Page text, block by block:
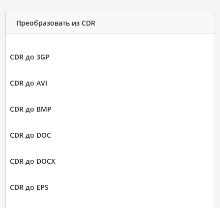
Преобразовать из CDR
CDR до 3GP
CDR до AVI
CDR до BMP
CDR до DOC
CDR до DOCX
CDR до EPS